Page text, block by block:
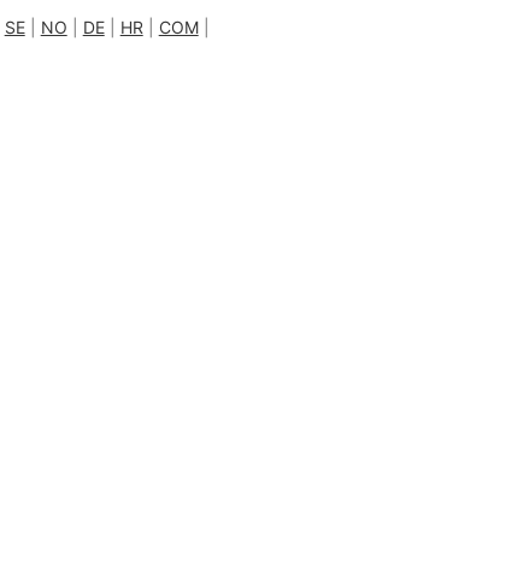
SE| NO DE| HR COM|